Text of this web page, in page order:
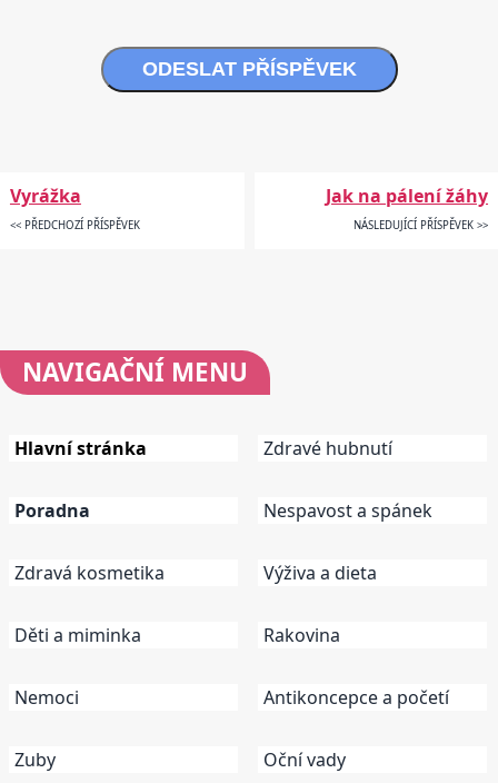
ODESLAT PŘÍSPĚVEK
Vyrážka
<< PŘEDCHOZÍ PŘÍSPĚVEK
Jak na pálení žáhy
NÁSLEDUJÍCÍ PŘÍSPĚVEK >>
NAVIGAČNÍ MENU
Hlavní stránka
Poradna
Zdravá kosmetika
Děti a miminka
Nemoci
Zuby
Zdravé hubnutí
Nespavost a spánek
Výživa a dieta
Rakovina
Antikoncepce a početí
Oční vady